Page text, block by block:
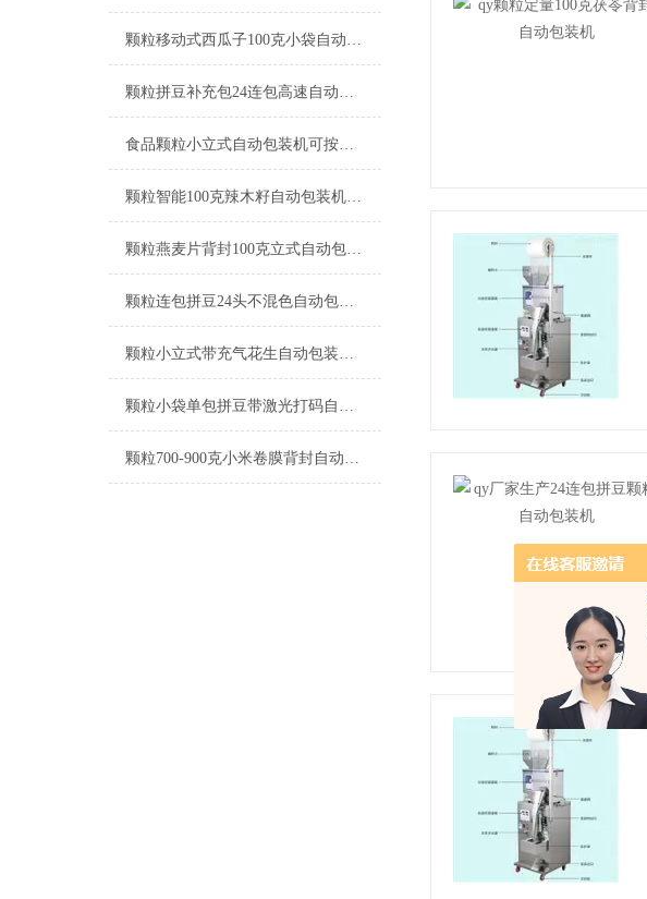
颗粒移动式西瓜子100克小袋自动包装机产品简介
颗粒拼豆补充包24连包高速自动包装机生产厂家
食品颗粒小立式自动包装机可按需定制
颗粒智能100克辣木籽自动包装机产品简介
颗粒燕麦片背封100克立式自动包装机工厂生产
颗粒连包拼豆24头不混色自动包装机定制
颗粒小立式带充气花生自动包装机支持定制
颗粒小袋单包拼豆带激光打码自动包装机工厂生产
颗粒700-900克小米卷膜背封自动包装机厂家